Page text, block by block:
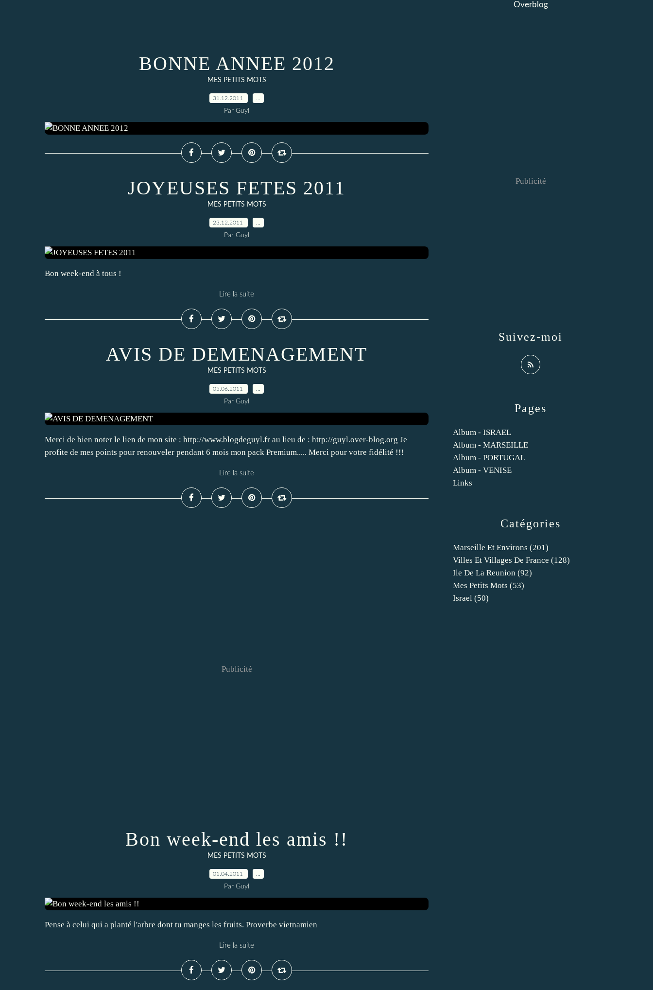
BONNE ANNEE 2012
MES PETITS MOTS
31.12.2011
Par Guyl
JOYEUSES FETES 2011
MES PETITS MOTS
23.12.2011
Par Guyl
Bon week-end à tous !
Lire la suite
AVIS DE DEMENAGEMENT
MES PETITS MOTS
05.06.2011
Par Guyl
Merci de bien noter le lien de mon site : http://www.blogdeguyl.fr au lieu de : http://guyl.over-blog.org Je
profite de mes points pour renouveler pendant 6 mois mon pack Premium..... Merci pour votre fidélité !!!
Lire la suite
Publicité
Bon week-end les amis !!
MES PETITS MOTS
01.04.2011
Par Guyl
Pense à celui qui a planté l'arbre dont tu manges les fruits. Proverbe vietnamien
Lire la suite
Catégories
Marseille Et Environs (201)
Villes Et Villages De France (128)
Ile De La Reunion (92)
Mes Petits Mots (53)
Israel (50)
Pages
Album - ISRAEL
Album - MARSEILLE
Album - PORTUGAL
Album - VENISE
Links
Overblog
Suivez-moi
Publicité